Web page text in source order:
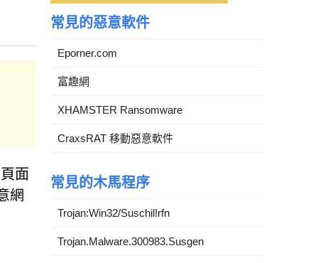
面
網
常見的惡意軟件
Eporner.com
富趣網
XHAMSTER Ransomware
CraxsRAT 移動惡意軟件
常見的木馬程序
Trojan:Win32/Suschil!rfn
Trojan.Malware.300983.Susgen